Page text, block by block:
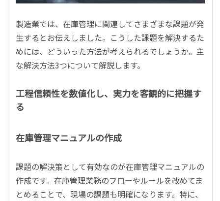
製造業では、在庫管理に関連してさまざまな課題が発
生するとお伝えしました。こうした課題を解決するた
めには、どういった方法が考えられるでしょうか。主
な解決方法3つについて解説します。
工程信頼性を数値化し、実力を客観的に把握す
る
在庫管理マニュアルの作成
課題の解決策として有効なのが在庫管理マニュアルの
作成です。在庫管理業務のフローやルールを改めてま
とめることで、現場の課題も明確になります。特に、